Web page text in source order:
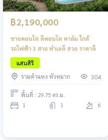
฿2,190,000
ขายคอนโด ดีคอนโด คาล์ม ใกล้
รถไฟฟ้า 3 สาย ทำเลดี สวย ราคาดี
แสนสิริ
รามคำแหง หัวหมาก
304
พื้นที่ : 29.75 ตร.ม.
1 1 6